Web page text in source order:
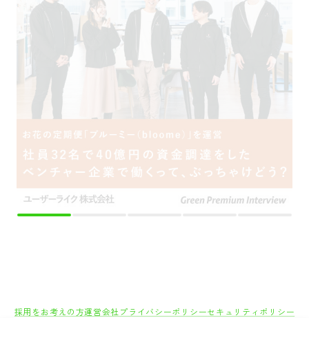
採用をお考えの方 運営会社プライバシーポリシー
セキュリティポリシー
利用者情報の外部送信
利用規約 サイトマップ Green Identity
Copyright© Atrae, Inc. All Right Reserved.
インターネッ